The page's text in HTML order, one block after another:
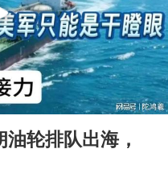
国足U17与阿森纳决赛取消 并列冠军
王艺迪2-4不敌张本美和止步4强
现龙卷潜势
眼壁置换
缘横滨赛决赛
学教师减少13.19万
07:48
轮排队出海，